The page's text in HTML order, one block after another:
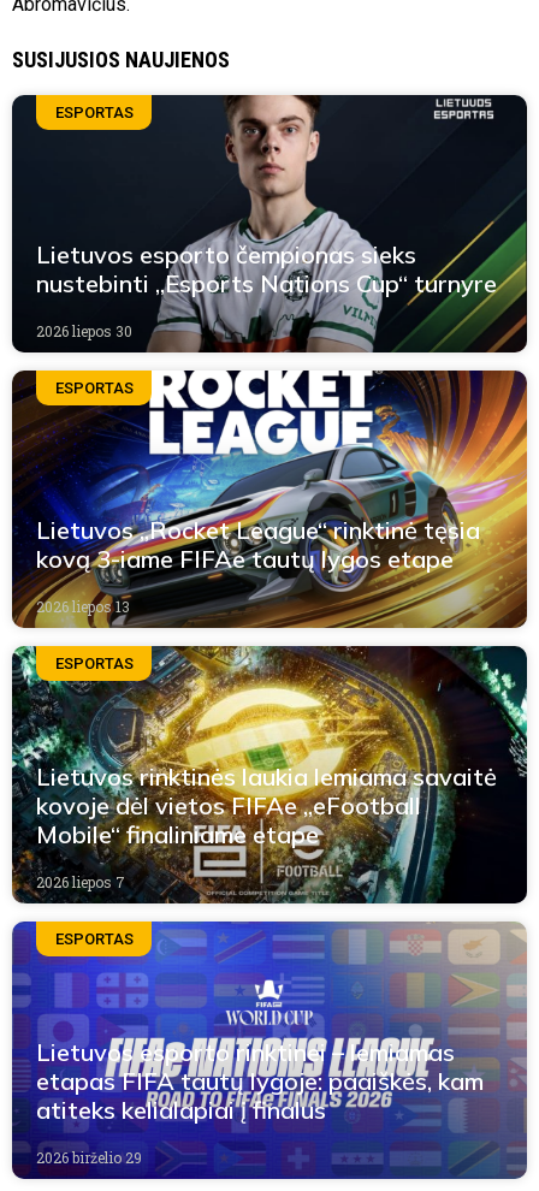
Abromavičius.
SUSIJUSIOS NAUJIENOS
ESPORTAS
Lietuvos esporto čempionas sieks
nustebinti „Esports Nations Cup“ turnyre
2026 liepos 30
ESPORTAS
Lietuvos „Rocket League“ rinktinė tęsia
kovą 3-iame FIFAe tautų lygos etape
2026 liepos 13
ESPORTAS
Lietuvos rinktinės laukia lemiama savaitė
kovoje dėl vietos FIFAe „eFootball
Mobile“ finaliniame etape
2026 liepos 7
ESPORTAS
Lietuvos esporto rinktinei – lemiamas
etapas FIFA tautų lygoje: paaiškės, kam
atiteks kelialapiai į finalus
2026 birželio 29